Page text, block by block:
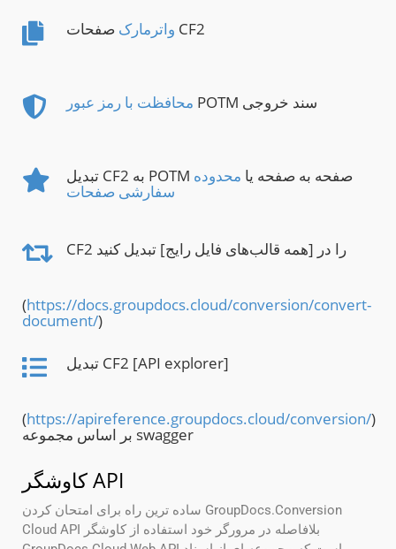
واترمارک صفحات CF2
محافظت با رمز عبور POTM سند خروجی
تبدیل CF2 به POTM صفحه به صفحه یا محدوده
سفارشی صفحات
CF2 را در [همه قالب‌های فایل رایج] تبدیل کنید
(https://docs.groupdocs.cloud/conversion/convert-
document/)
تبدیل CF2 [API explorer]
(https://apireference.groupdocs.cloud/conversion/)
بر اساس مجموعه swagger
کاوشگر API
ساده ترین راه برای امتحان کردن GroupDocs.Conversion
Cloud API بلافاصله در مرورگر خود استفاده از کاوشگر